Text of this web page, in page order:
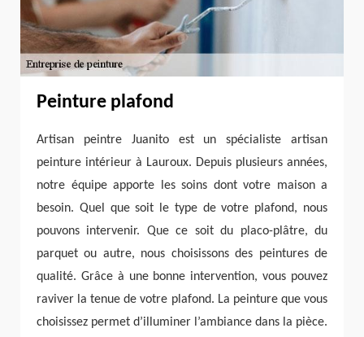
Peinture plafond
Artisan peintre Juanito est un spécialiste artisan
peinture intérieur à Lauroux. Depuis plusieurs années,
notre équipe apporte les soins dont votre maison a
besoin. Quel que soit le type de votre plafond, nous
pouvons intervenir. Que ce soit du placo-plâtre, du
parquet ou autre, nous choisissons des peintures de
qualité. Grâce à une bonne intervention, vous pouvez
raviver la tenue de votre plafond. La peinture que vous
choisissez permet d’illuminer l’ambiance dans la pièce.